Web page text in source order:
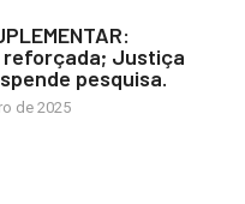
reforçada; Justiça
pesquisa.
de 2025